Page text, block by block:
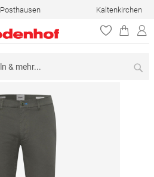
Posthausen Kaltenkirchen